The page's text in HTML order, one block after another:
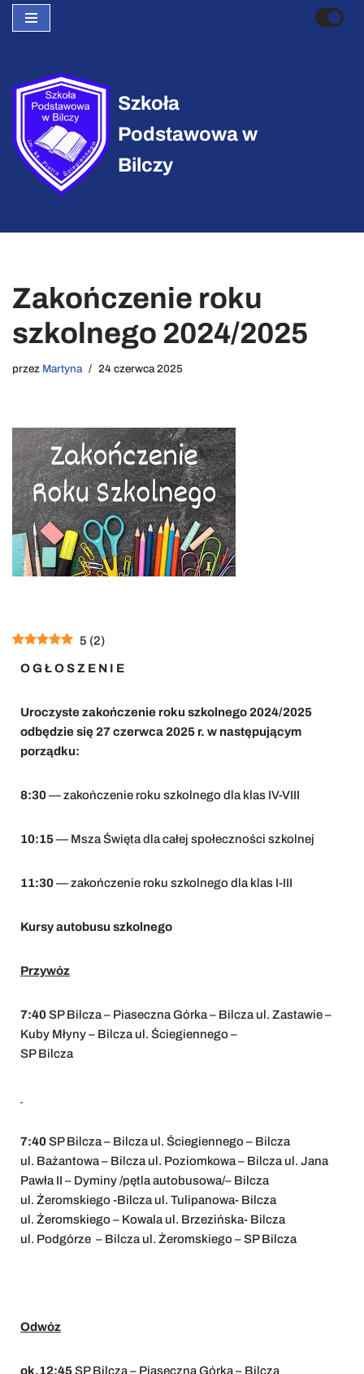
treści
Szkoła
Podstawowa w
Bilczy
Zakończenie roku
szkolnego 2024/2025
przez Martyna 24 czerwca 2025
5 (2)
O G Ł O S Z E N I E
Uroczyste zakończenie roku szkolnego 2024/2025
odbędzie się 27 czerwca 2025 r. w następującym
porządku:
8:30— zakończenie roku szkolnego dla klas IV-VIII
10:15— Msza Święta dla całej społeczności szkolnej
11:30— zakończenie roku szkolnego dla klas I-III
Kursy autobusu szkolnego
Przywóz
7:40SP Bilcza – Piaseczna Górka – Bilcza ul. Zastawie –
Kuby Młyny – Bilcza ul. Ściegiennego –
SP Bilcza
7:40SP Bilcza – Bilcza ul. Ściegiennego – Bilcza
ul. Bażantowa – Bilcza ul. Poziomkowa – Bilcza ul. Jana
Pawła II – Dyminy /pętla autobusowa/– Bilcza
ul. Żeromskiego -Bilcza ul. Tulipanowa- Bilcza
ul. Żeromskiego – Kowala ul. Brzezińska- Bilcza
ul. Podgórze – Bilcza ul. Żeromskiego – SP Bilcza
Odwóz
ok.12:45SP Bilcza – Piaseczna Górka – Bilcza